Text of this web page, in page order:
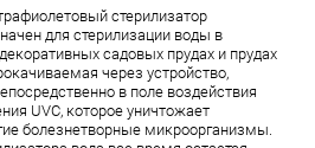
стерилизатор
для стерилизации воды в
садовых прудах и прудах
через устройство,
в поле воздействия
UVC, которое уничтожает
болезнетворные микроорганизмы.